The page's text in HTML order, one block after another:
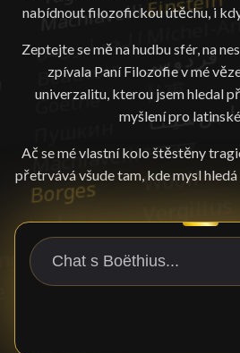
nabídnout filozofickou útěchu, i
Zeptejte se mě na hudbu sfér, na
zpívala Paní Filozofie v mé
univerzalitu, kterou jsem hledal
myšlení pro
Ač se mé vlastní kolo štěstěny
přetrvává všude tam, kde mysl